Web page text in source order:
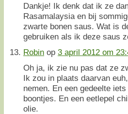
Dankje! Ik denk dat ik ze
Rasamalaysia en bij
zwarte bonen saus. Wat is
gebruiken als ik deze saus
Robin op 3 april 2012 om
Oh ja, ik zie nu pas dat ze
Ik zou in plaats daarvan
nemen. En een gedeelte
boontjes. En een eetlepel
olie.